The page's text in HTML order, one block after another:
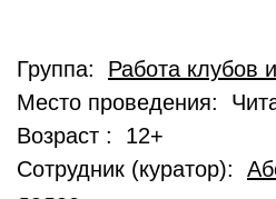
Группа: Работа клубов
Место проведения:
Возраст : 12+
Сотрудник (куратор):